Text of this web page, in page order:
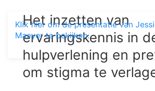
Het inzetten van
ervaringskennis in
hulpverlening en
om stigma te
Klik hier om de presentatie van
Maeyer te bekijken.